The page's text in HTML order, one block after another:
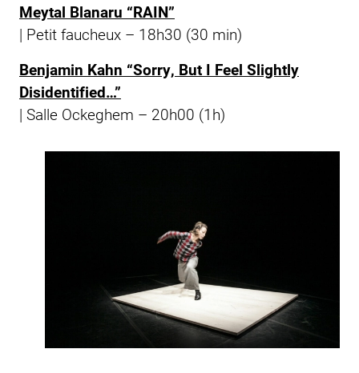
Meytal Blanaru “RAIN”
| Petit faucheux – 18h30 (30 min)
Benjamin Kahn “Sorry, But I Feel Slightly
Disidentified…”
| Salle Ockeghem – 20h00 (1h)